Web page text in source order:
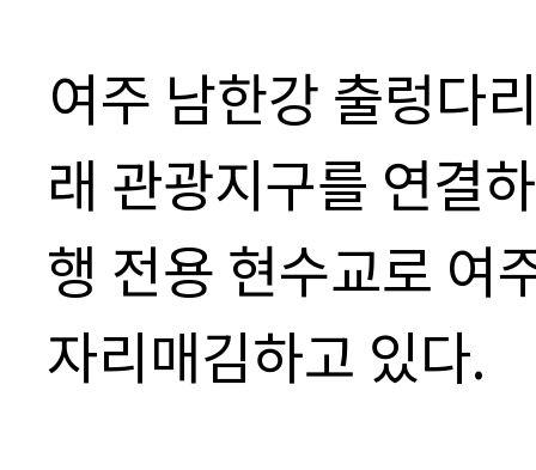
여주 남한강 출렁다
래 관광지구를 연결
행 전용 현수교로 여
자리매김하고 있다.